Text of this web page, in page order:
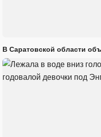
В Саратовской области